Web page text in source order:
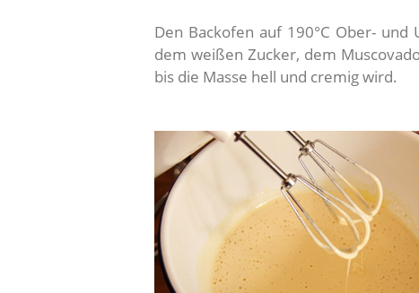
Den Backofen auf 190°C Ober-
dem weißen Zucker, dem
bis die Masse hell und cremig wird.